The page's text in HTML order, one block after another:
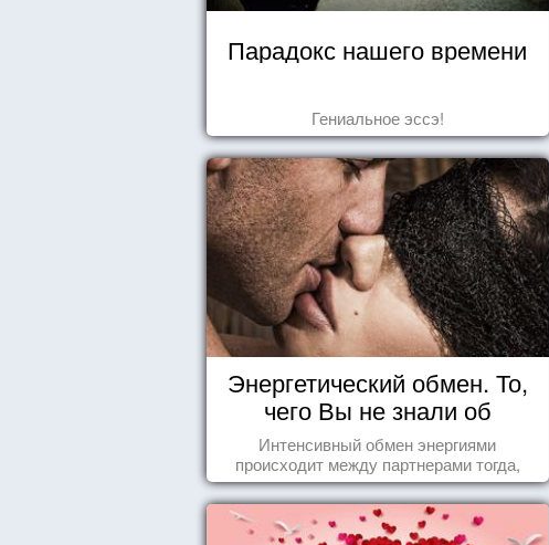
Парадокс нашего времени
Гениальное эссэ!
Энергетический обмен. То,
чего Вы не знали об
отношениях
Интенсивный обмен энергиями
происходит между партнерами тогда,
когда они испытывают симпатию друг к
другу...